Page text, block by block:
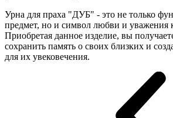
Урна для праха "ДУБ" - это не только
предмет, но и символ любви и
Приобретая данное изделие, вы
сохранить память о своих близких и
для их увековечения.